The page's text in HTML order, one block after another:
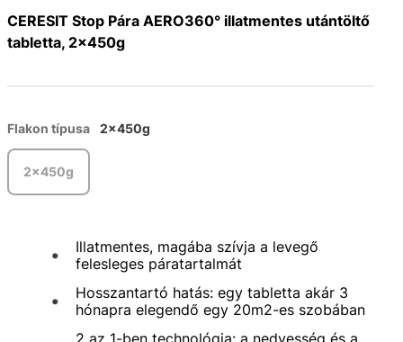
CERESIT Stop Pára AERO360° illatmentes utántöltő
tabletta, 2x450g
Flakon típusa 2x450g
2x450g
Illatmentes, magába szívja a levegő
felesleges páratartalmát
Hosszantartó hatás: egy tabletta akár 3
hónapra elegendő egy 20m2-es szobában